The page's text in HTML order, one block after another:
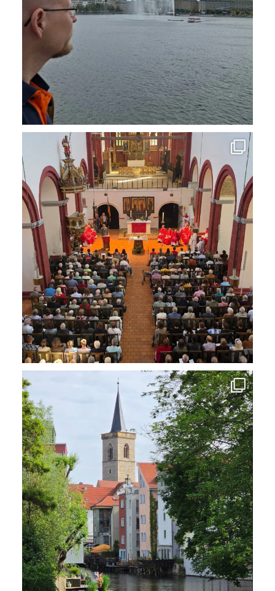
Das Pfingstwochenende in #Brandenburganderhavel ...
13 0
Eine Stadt in der ich immer wieder gern unterwegs...
0